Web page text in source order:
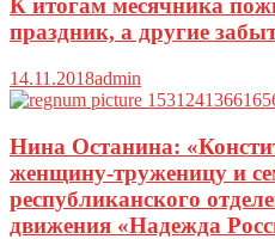
К итогам месячника
праздник, а другие
14.11.2018admin
Нина Останина:
женщину-труженицу и
республиканского
движения «Надежда